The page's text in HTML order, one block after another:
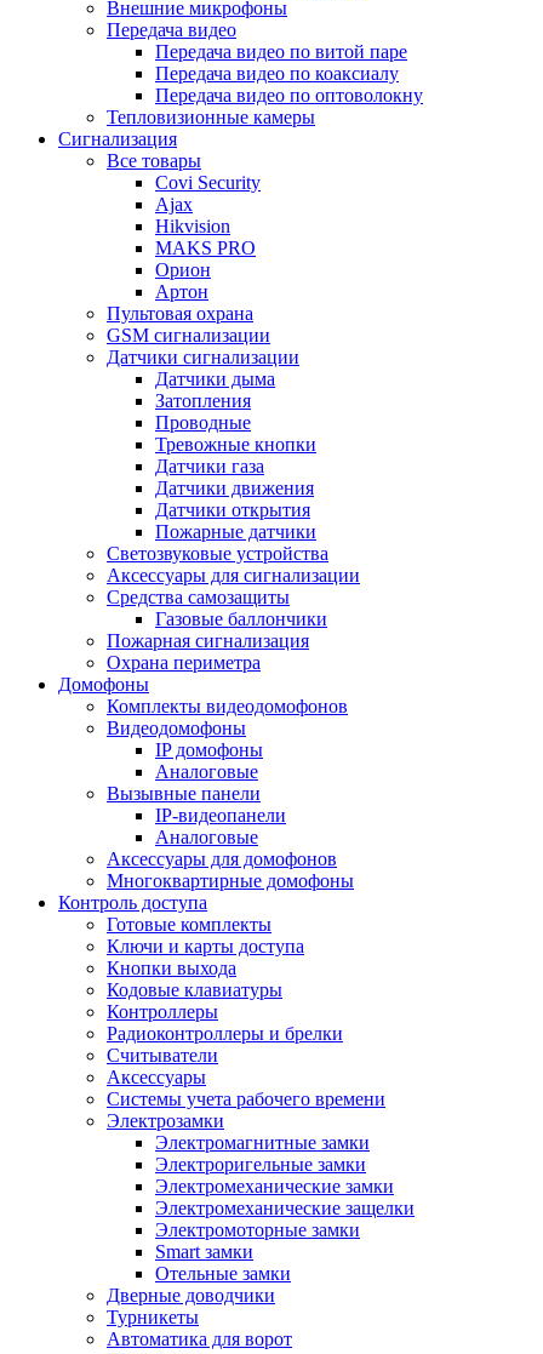
Внешние микрофоны
Передача видео
Передача видео по витой паре
Передача видео по коаксиалу
Передача видео по оптоволокну
Тепловизионные камеры
Сигнализация
Все товары
Covi Security
Ajax
Hikvision
MAKS PRO
Орион
Артон
Пультовая охрана
GSM сигнализации
Датчики сигнализации
Датчики дыма
Затопления
Проводные
Тревожные кнопки
Датчики газа
Датчики движения
Датчики открытия
Пожарные датчики
Светозвуковые устройства
Аксессуары для сигнализации
Средства самозащиты
Газовые баллончики
Пожарная сигнализация
Охрана периметра
Домофоны
Комплекты видеодомофонов
Видеодомофоны
IP домофоны
Аналоговые
Вызывные панели
IP-видеопанели
Аналоговые
Аксессуары для домофонов
Многоквартирные домофоны
Контроль доступа
Готовые комплекты
Ключи и карты доступа
Кнопки выхода
Кодовые клавиатуры
Контроллеры
Радиоконтроллеры и брелки
Считыватели
Аксессуары
Системы учета рабочего времени
Электрозамки
Электромагнитные замки
Электроригельные замки
Электромеханические замки
Электромеханические защелки
Электромоторные замки
Smart замки
Отельные замки
Дверные доводчики
Турникеты
Автоматика для ворот